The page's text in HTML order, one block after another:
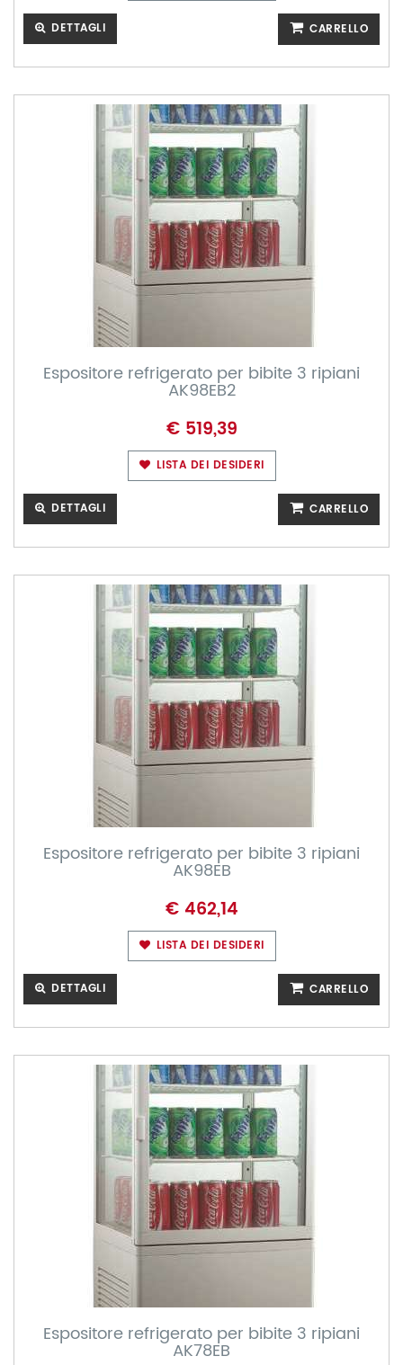
DETTAGLI CARRELLO
Espositore refrigerato per bibite 3 ripiani
AK98EB2
€ 519,39
LISTA DEI DESIDERI
DETTAGLI CARRELLO
Espositore refrigerato per bibite 3 ripiani
AK98EB
€ 462,14
LISTA DEI DESIDERI
DETTAGLI CARRELLO
Espositore refrigerato per bibite 3 ripiani
AK78EB